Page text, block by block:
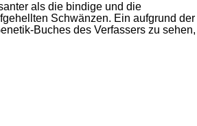
als die bindige und die
Schwänzen. Ein aufgrund der
Buches des Verfassers zu sehen,